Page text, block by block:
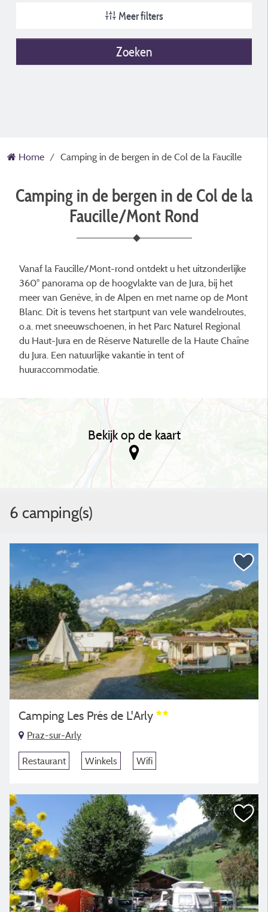
Zoeken
Meer filters
Home Camping in de bergen in de Col de la Faucille
Camping in de bergen in de Col de la
Faucille/Mont Rond
Vanaf la Faucille/Mont-rond ontdekt u het uitzonderlijke
360° panorama op de hoogvlakte van de Jura, bij het
meer van Genève, in de Alpen en met name op de Mont
Blanc. Dit is tevens het startpunt van vele wandelroutes,
o.a. met sneeuwschoenen, in het Parc Naturel Regional
du Haut-Jura en de Réserve Naturelle de la Haute Chaîne
du Jura. Een natuurlijke vakantie in tent of
huuraccommodatie.
6 camping(s)
Camping Les Prés de L'Arly
Praz-sur-Arly
Restaurant Winkels Wifi
Bekijk op de kaart